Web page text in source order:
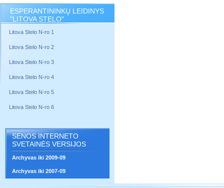
ESPERANTININKŲ LEIDINYS
"LITOVA STELO"
Litova Stelo N-ro 1
Litova Stelo N-ro 2
Litova Stelo N-ro 3
Litova Stelo N-ro 4
Litova Stelo N-ro 5
Litova Stelo N-ro 6
SENOS INTERNETO
SVETAINĖS VERSIJOS
Archyvas iki 2009-09
Archyvas iki 2007-09